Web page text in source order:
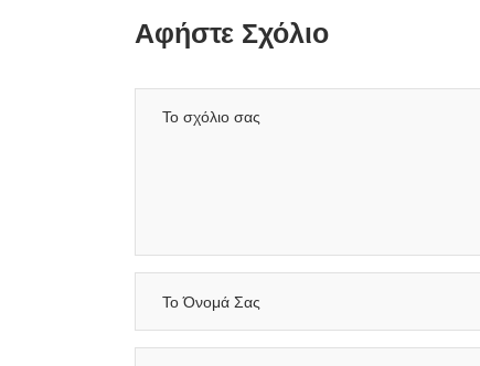
Αφήστε Σχόλιο